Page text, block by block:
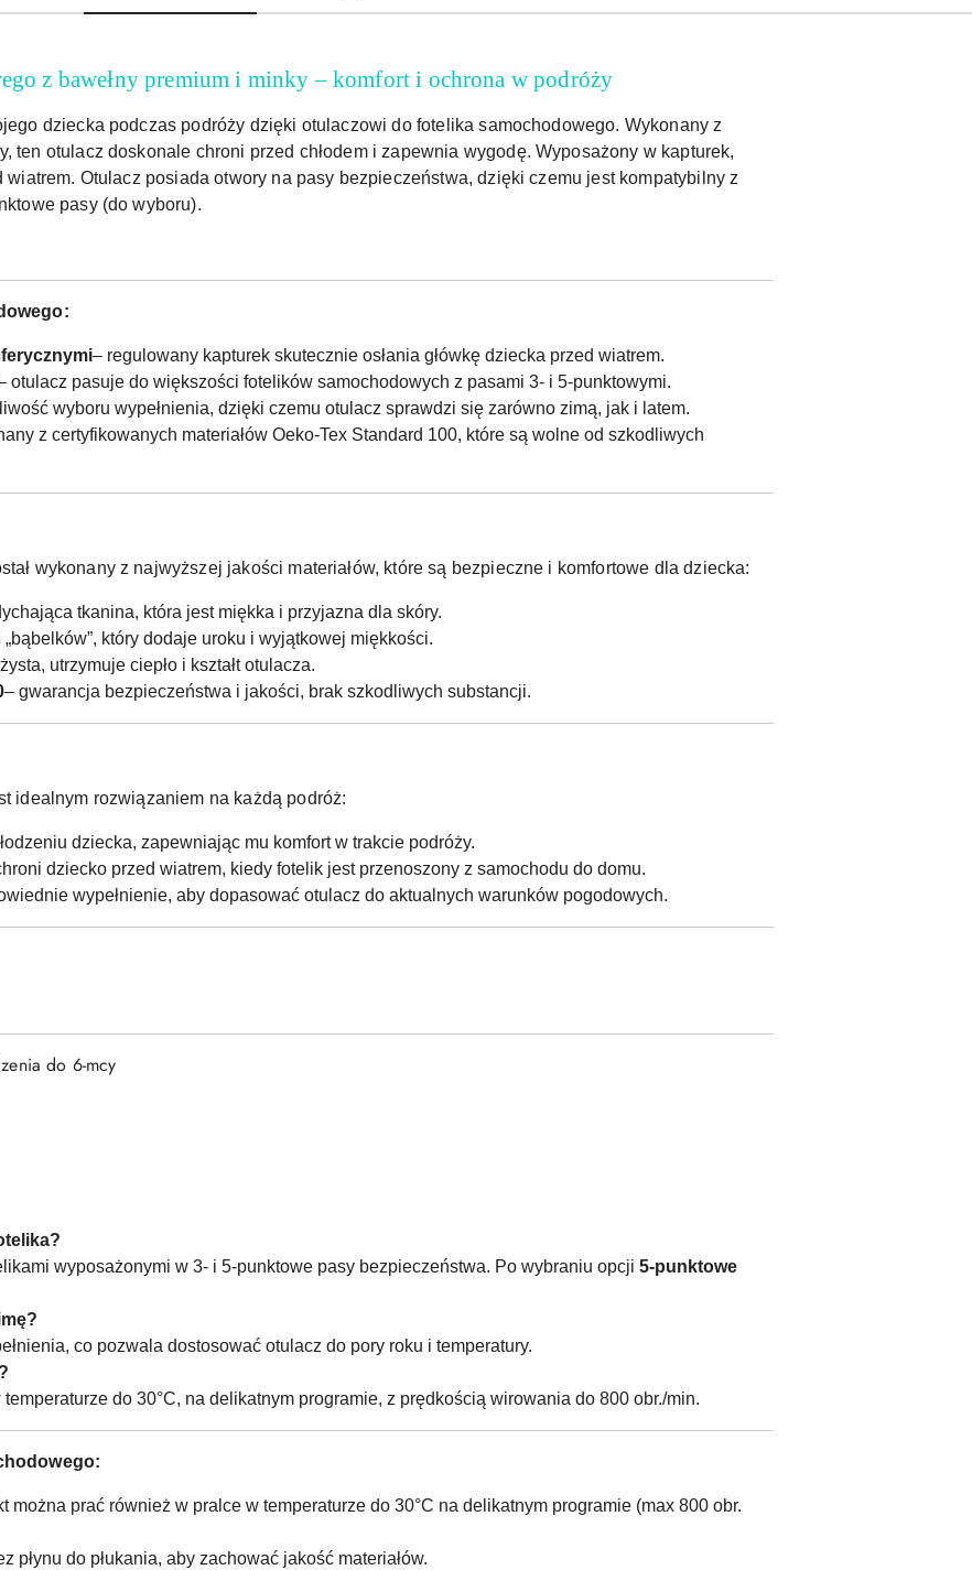
z bawełny premium i minky – komfort i ochrona w podróży
dziecka podczas podróży dzięki otulaczowi do fotelika samochodowego. Wykonany z
ten otulacz doskonale chroni przed chłodem i zapewnia wygodę. Wyposażony w kapturek,
wiatrem. Otulacz posiada otwory na pasy bezpieczeństwa, dzięki czemu jest kompatybilny z
pasy (do wyboru).
– regulowany kapturek skutecznie osłania główkę dziecka przed wiatrem.
otulacz pasuje do większości fotelików samochodowych z pasami 3- i 5-punktowymi.
wyboru wypełnienia, dzięki czemu otulacz sprawdzi się zarówno zimą, jak i latem.
z certyfikowanych materiałów Oeko-Tex Standard 100, które są wolne od szkodliwych
wykonany z najwyższej jakości materiałów, które są bezpieczne i komfortowe dla dziecka:
tkanina, która jest miękka i przyjazna dla skóry.
„bąbelków”, który dodaje uroku i wyjątkowej miękkości.
utrzymuje ciepło i kształt otulacza.
– gwarancja bezpieczeństwa i jakości, brak szkodliwych substancji.
idealnym rozwiązaniem na każdą podróż:
dziecka, zapewniając mu komfort w trakcie podróży.
dziecko przed wiatrem, kiedy fotelik jest przenoszony z samochodu do domu.
wypełnienie, aby dopasować otulacz do aktualnych warunków pogodowych.
do 6-mcy
wyposażonymi w 3- i 5-punktowe pasy bezpieczeństwa. Po wybraniu opcji 5-punktowe
co pozwala dostosować otulacz do pory roku i temperatury.
do 30°C, na delikatnym programie, z prędkością wirowania do 800 obr./min.
można prać również w pralce w temperaturze do 30°C na delikatnym programie (max 800 obr.
płynu do płukania, aby zachować jakość materiałów.